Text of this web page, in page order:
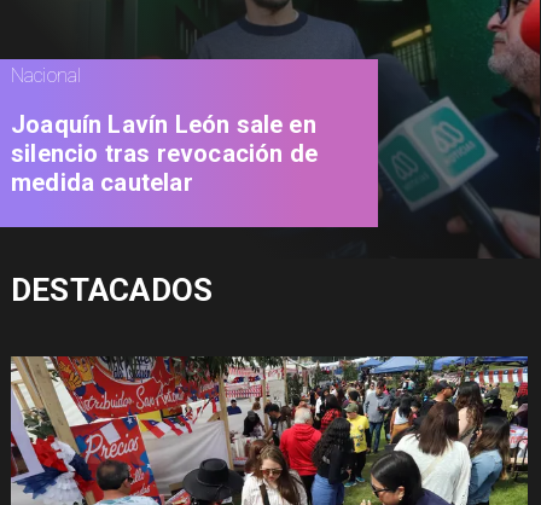
Nacional
Joaquín Lavín León sale en
silencio tras revocación de
medida cautelar
DESTACADOS